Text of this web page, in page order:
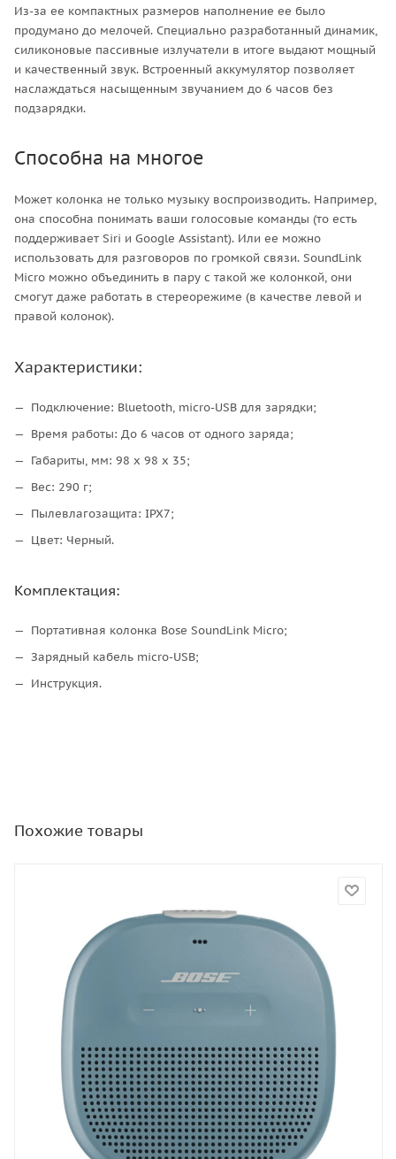
Из-за ее компактных размеров наполнение ее было
продумано до мелочей. Специально разработанный динамик,
силиконовые пассивные излучатели в итоге выдают мощный
и качественный звук. Встроенный аккумулятор позволяет
наслаждаться насыщенным звучанием до 6 часов без
подзарядки.
Способна на многое
Может колонка не только музыку воспроизводить. Например,
она способна понимать ваши голосовые команды (то есть
поддерживает Siri и Google Assistant). Или ее можно
использовать для разговоров по громкой связи. SoundLink
Micro можно объединить в пару с такой же колонкой, они
смогут даже работать в стереорежиме (в качестве левой и
правой колонок).
Характеристики:
Подключение: Bluetooth, micro-USB для зарядки;
Время работы: До 6 часов от одного заряда;
Габариты, мм: 98 x 98 x 35;
Вес: 290 г;
Пылевлагозащита: IPX7;
Цвет: Черный.
Комплектация:
Портативная колонка Bose SoundLink Micro;
Зарядный кабель micro-USB;
Инструкция.
Похожие товары